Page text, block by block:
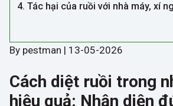
4. Tác hại của ruồi với nhà máy, xí
By pestman | 13-05-2026
Cách diệt ruồi trong
hiệu quả: Nhận diện